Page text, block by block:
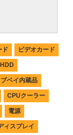
ド ビデオカード
ベイ内蔵品
CPUクーラー
電源
ィスプレイ